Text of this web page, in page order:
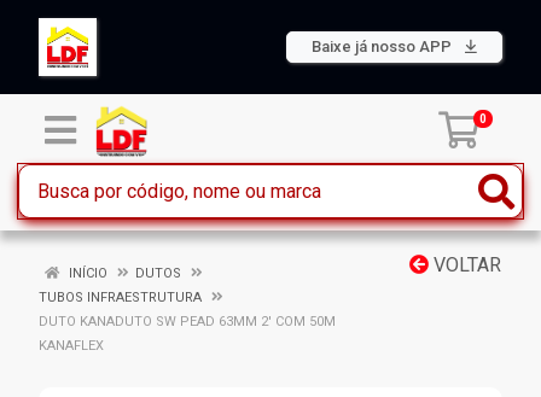
Baixe já nosso APP
0
VOLTAR
INÍCIO
DUTOS
TUBOS INFRAESTRUTURA
DUTO KANADUTO SW PEAD 63MM 2' COM 50M
KANAFLEX